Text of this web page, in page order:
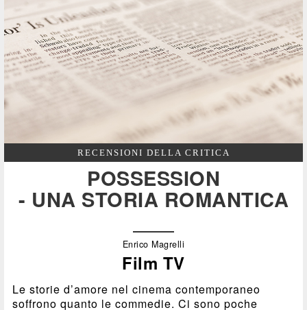
RECENSIONI DELLA CRITICA
POSSESSION
- UNA STORIA ROMANTICA
Enrico Magrelli
Film TV
Le storie d’amore nel cinema contemporaneo
soffrono quanto le commedie. Ci sono poche